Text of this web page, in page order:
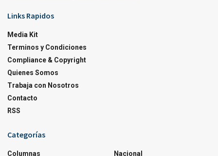
Links Rapidos
Media Kit
Terminos y Condiciones
Compliance & Copyright
Quienes Somos
Trabaja con Nosotros
Contacto
RSS
Categorías
Columnas
Nacional